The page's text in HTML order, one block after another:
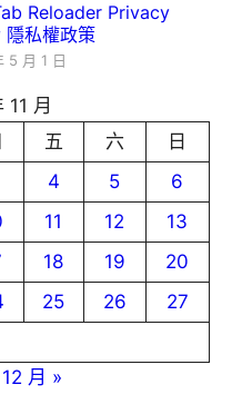
Reloader Privacy
私權政策
5 月 1 日
月
五 六
日
4 5
6
11 12
13
18 19
20
25 26
27
12 月 »